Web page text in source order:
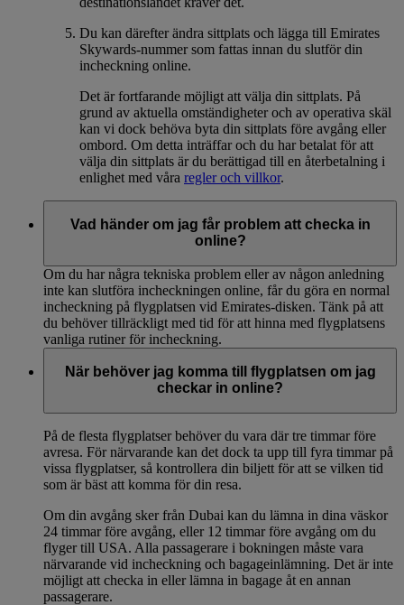
Du kan därefter ändra sittplats och lägga till Emirates
Skywards-nummer som fattas innan du slutför din
incheckning online.
Det är fortfarande möjligt att välja din sittplats. På
grund av aktuella omständigheter och av operativa skäl
kan vi dock behöva byta din sittplats före avgång eller
ombord. Om detta inträffar och du har betalat för att
välja din sittplats är du berättigad till en återbetalning i
enlighet med våra regler och villkor.
Vad händer om jag får problem att checka in
online?
Om du har några tekniska problem eller av någon anledning
inte kan slutföra incheckningen online, får du göra en normal
incheckning på flygplatsen vid Emirates-disken. Tänk på att
du behöver tillräckligt med tid för att hinna med flygplatsens
vanliga rutiner för incheckning.
När behöver jag komma till flygplatsen om jag
checkar in online?
På de flesta flygplatser behöver du vara där tre timmar före
avresa. För närvarande kan det dock ta upp till fyra timmar på
vissa flygplatser, så kontrollera din biljett för att se vilken tid
som är bäst att komma för din resa.
Om din avgång sker från Dubai kan du lämna in dina väskor
24 timmar före avgång, eller 12 timmar före avgång om du
flyger till USA. Alla passagerare i bokningen måste vara
närvarande vid incheckning och bagageinlämning. Det är inte
möjligt att checka in eller lämna in bagage åt en annan
passagerare.